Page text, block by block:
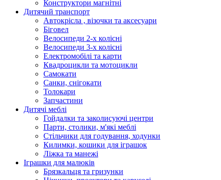
Конструктори магнітні
Дитячий транспорт
Автокрісла , візочки та аксесуари
Біговел
Велосипеди 2-х колісні
Велосипеди 3-х колісні
Електромобілі та карти
Квадроцикли та мотоцикли
Самокати
Санки, снігокати
Толокари
Запчастини
Дитячі меблі
Гойдалки та заколисуючі центри
Парти, столики, м'які меблі
Стільчики для годування, ходунки
Килимки, кошики для іграшок
Ліжка та манежі
Іграшки для малюків
Брязкальця та гризунки